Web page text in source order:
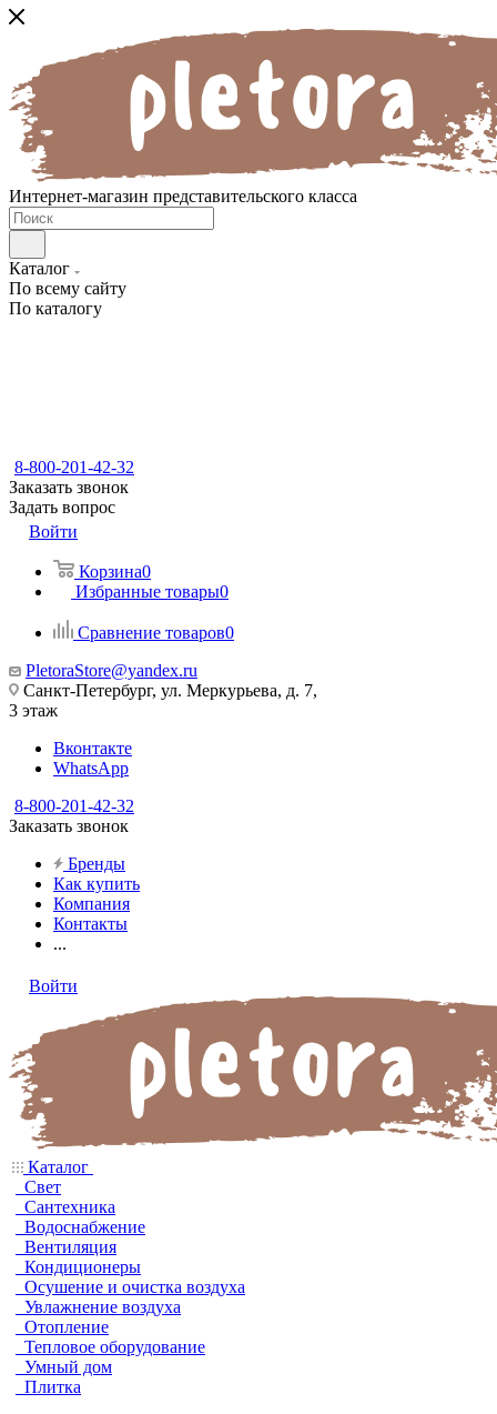
Интернет-магазин представительского класса
Каталог
По всему сайту
По каталогу
8-800-201-42-32
Заказать звонок
Задать вопрос
Войти
Корзина0
Избранные товары0
Сравнение товаров0
PletoraStore@yandex.ru
Санкт-Петербург, ул. Меркурьева, д. 7,
3 этаж
Вконтакте
WhatsApp
8-800-201-42-32
Заказать звонок
Бренды
Как купить
Компания
Контакты
...
Войти
Каталог
Свет
Сантехника
Водоснабжение
Вентиляция
Кондиционеры
Осушение и очистка воздуха
Увлажнение воздуха
Отопление
Тепловое оборудование
Умный дом
Плитка